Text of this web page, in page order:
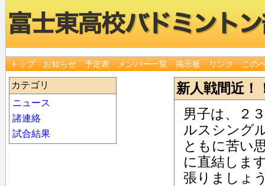
トップ お知らせ 予定表 メンバー一覧 掲示板 リンク この
カテゴリ
ニュース
諸連絡
試合結果
新人戦間近！
男子は、２
ルスシング
ともに苦い
に直結しま
張りましょ